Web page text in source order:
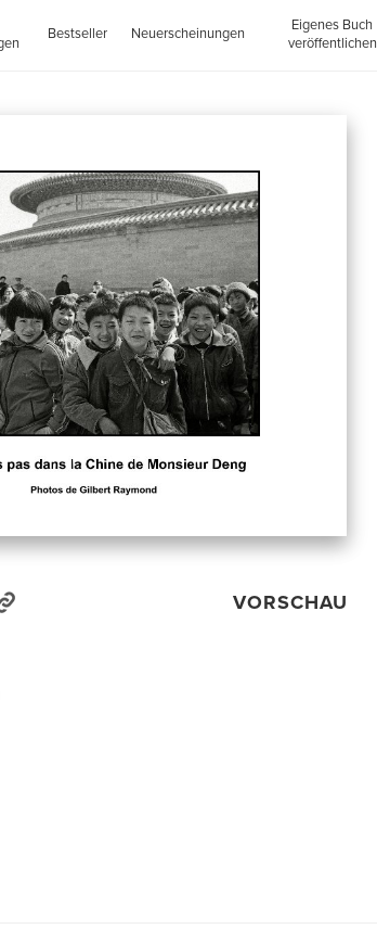
Bestseller Neuerscheinungen
Eigenes Buch
veröffentlichen
VORSCHAU